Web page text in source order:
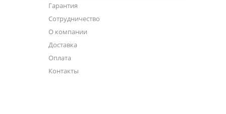
Гарантия
Сотрудничество
О компании
Доставка
Оплата
Контакты